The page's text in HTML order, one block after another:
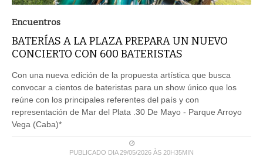
Encuentros
BATERÍAS A LA PLAZA PREPARA UN NUEVO
CONCIERTO CON 600 BATERISTAS
Con una nueva edición de la propuesta artística que busca
convocar a cientos de bateristas para un show único que los
reúne con los principales referentes del país y con
representación de Mar del Plata .30 De Mayo - Parque Arroyo
Vega (Caba)*
PUBLICADO DIA 29/05/2026 ÀS 20H35MIN